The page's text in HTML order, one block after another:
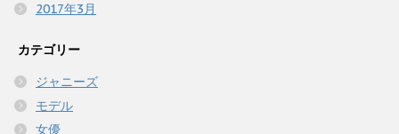
2017年3月
カテゴリー
ジャニーズ
モデル
女優